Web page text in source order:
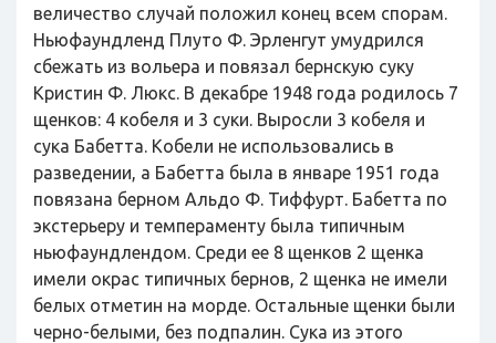
величество случай положил конец всем спорам.
Ньюфаундленд Плуто Ф. Эрленгут умудрился
сбежать из вольера и повязал бернскую суку
Кристин Ф. Люкс. В декабре 1948 года родилось 7
щенков: 4 кобеля и 3 суки. Выросли 3 кобеля и
сука Бабетта. Кобели не использовались в
разведении, а Бабетта была в январе 1951 года
повязана берном Альдо Ф. Тиффурт. Бабетта по
экстерьеру и темпераменту была типичным
ньюфаундлендом. Среди ее 8 щенков 2 щенка
имели окрас типичных бернов, 2 щенка не имели
белых отметин на морде. Остальные щенки были
черно-белыми, без подпалин. Сука из этого